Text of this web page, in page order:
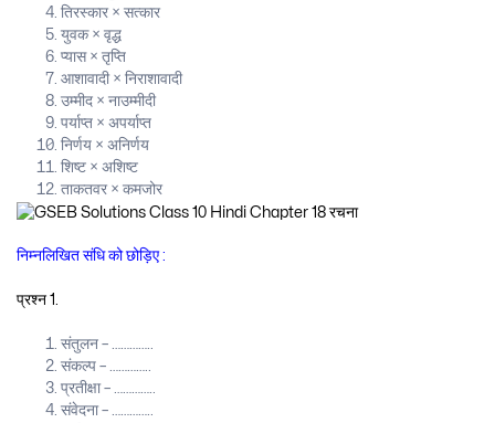
तिरस्कार × सत्कार
युवक × वृद्ध
प्यास × तृप्ति
आशावादी × निराशावादी
उम्मीद × नाउम्मीदी
पर्याप्त × अपर्याप्त
निर्णय × अनिर्णय
शिष्ट × अशिष्ट
ताकतवर × कमजोर
निम्नलिखित संधि को छोड़िए :
प्रश्न 1.
संतुलन – …………..
संकल्प – …………..
प्रतीक्षा – …………..
संवेदना – …………..